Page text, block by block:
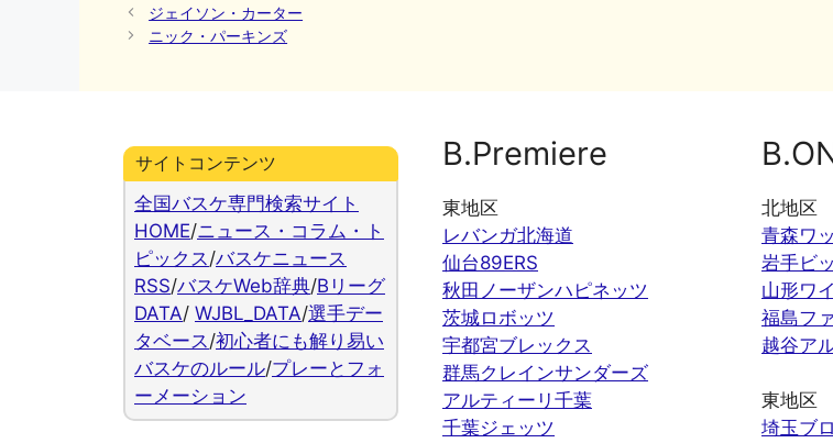
テ
ゴ
ジェイソン・カーター
ニック・パーキンズ
サイトコンテンツ
全国バスケ専門検索サイト
HOME/ニュース・コラム・ト
ピックス /バスケニュース
RSS/バスケWeb辞典/Bリーグ
DATA/ WJBL_DATA/選手デー
タベース /初心者にも解り易い
バスケのルール/プレーとフォ
ーメーション
B.Premiere
東地区
レバンガ北海道
仙台89ERS
秋田ノーザンハピネッツ
茨城ロボッツ
宇都宮ブレックス
群馬クレインサンダーズ
アルティーリ千葉
千葉ジェッツ
北地区
青森ワ
岩手ビ
山形ワ
福島フ
越谷ア
東地区
埼玉ブ